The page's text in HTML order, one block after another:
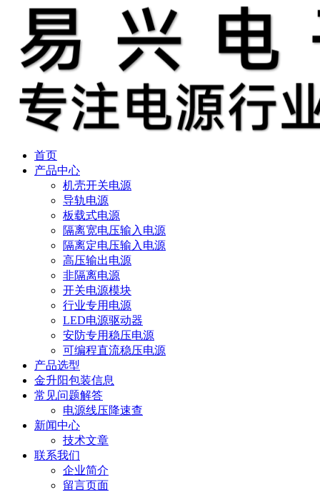
首页
产品中心
机壳开关电源
导轨电源
板载式电源
隔离宽电压输入电源
隔离定电压输入电源
高压输出电源
非隔离电源
开关电源模块
行业专用电源
LED电源驱动器
安防专用稳压电源
可编程直流稳压电源
产品选型
金升阳包装信息
常见问题解答
电源线压降速查
新闻中心
技术文章
联系我们
企业简介
留言页面